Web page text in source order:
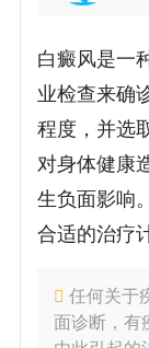
白癜风是一
业检查来确
程度，并选
对身体健康
生负面影响
合适的治疗
任何关于
面诊断，有